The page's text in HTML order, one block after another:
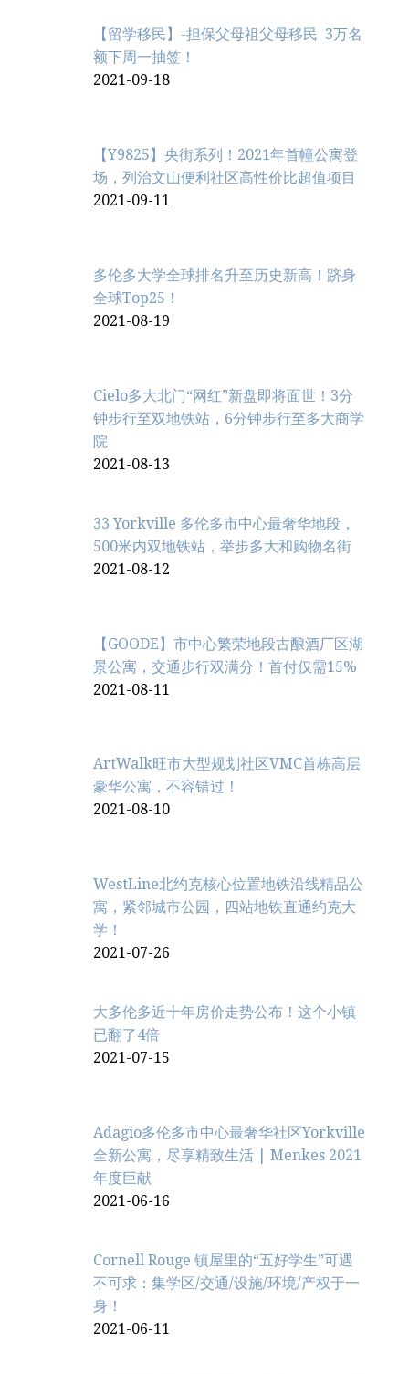
【留学移民】-担保父母祖父母移民 3万名
额下周一抽签！
2021-09-18
【Y9825】央街系列！2021年首幢公寓登
场，列治文山便利社区高性价比超值项目
2021-09-11
多伦多大学全球排名升至历史新高！跻身
全球Top25！
2021-08-19
Cielo多大北门“网红”新盘即将面世！3分
钟步行至双地铁站，6分钟步行至多大商学
院
2021-08-13
33 Yorkville 多伦多市中心最奢华地段，
500米内双地铁站，举步多大和购物名街
2021-08-12
【GOODE】市中心繁荣地段古酿酒厂区湖
景公寓，交通步行双满分！首付仅需15%
2021-08-11
ArtWalk旺市大型规划社区VMC首栋高层
豪华公寓，不容错过！
2021-08-10
WestLine北约克核心位置地铁沿线精品公
寓，紧邻城市公园，四站地铁直通约克大
学！
2021-07-26
大多伦多近十年房价走势公布！这个小镇
已翻了4倍
2021-07-15
Adagio多伦多市中心最奢华社区Yorkville
全新公寓，尽享精致生活 | Menkes 2021
年度巨献
2021-06-16
Cornell Rouge 镇屋里的“五好学生”可遇
不可求：集学区/交通/设施/环境/产权于一
身！
2021-06-11